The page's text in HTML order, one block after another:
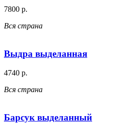
7800 р.
Вся страна
Выдра выделанная
4740 р.
Вся страна
Барсук выделанный